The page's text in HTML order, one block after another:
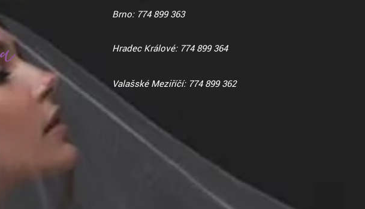
Brno: 774 899 363
Hradec Králové: 774 899 364
Valašské Meziříčí: 774 899 362